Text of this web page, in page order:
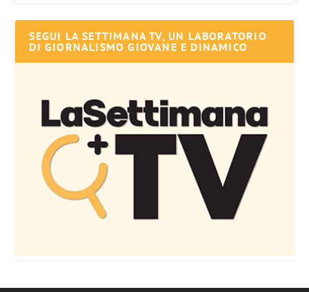
SEGUI LA SETTIMANA TV, UN LABORATORIO
DI GIORNALISMO GIOVANE E DINAMICO